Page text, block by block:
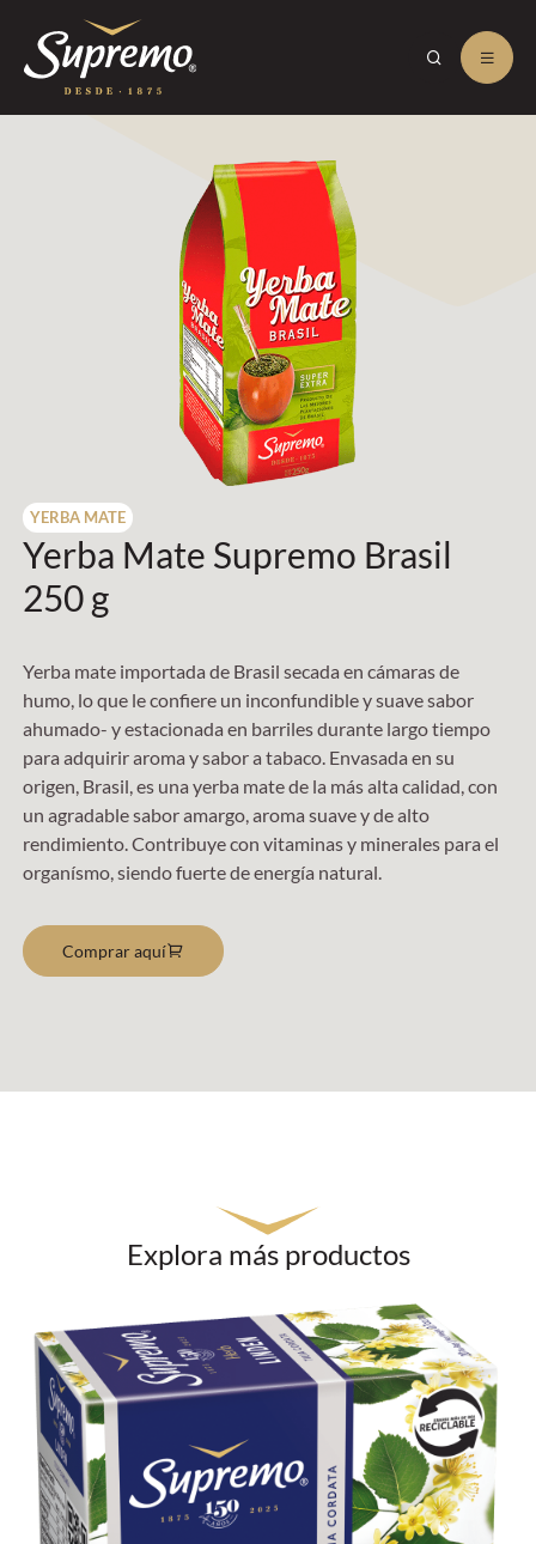
YERBA MATE
Yerba Mate Supremo Brasil
250 g
Yerba mate importada de Brasil secada en cámaras de
humo, lo que le confiere un inconfundible y suave sabor
ahumado- y estacionada en barriles durante largo tiempo
para adquirir aroma y sabor a tabaco. Envasada en su
origen, Brasil, es una yerba mate de la más alta calidad, con
un agradable sabor amargo, aroma suave y de alto
rendimiento. Contribuye con vitaminas y minerales para el
organísmo, siendo fuerte de energía natural.
Comprar aquí
Explora más productos